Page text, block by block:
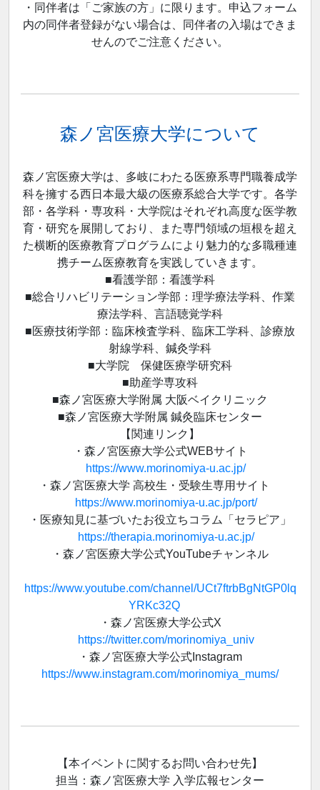
・同伴者は「ご家族の方」に限ります。申込フォーム
内の同伴者登録がない場合は、同伴者の入場はできま
せんのでご注意ください。
森ノ宮医療大学について
森ノ宮医療大学は、多岐にわたる医療系専門職養成学
科を擁する西日本最大級の医療系総合大学です。各学
部・各学科・専攻科・大学院はそれぞれ高度な医学教
育・研究を展開しており、また専門領域の垣根を超え
た横断的医療教育プログラムにより魅力的な多職種連
携チーム医療教育を実践していきます。
■看護学部：看護学科
■総合リハビリテーション学部：理学療法学科、作業
療法学科、言語聴覚学科
■医療技術学部：臨床検査学科、臨床工学科、診療放
射線学科、鍼灸学科
■大学院 保健医療学研究科
■助産学専攻科
■森ノ宮医療大学附属 大阪ベイクリニック
■森ノ宮医療大学附属 鍼灸臨床センター
【関連リンク】
・森ノ宮医療大学公式WEBサイト
https://www.morinomiya-u.ac.jp/
・森ノ宮医療大学 高校生・受験生専用サイト
https://www.morinomiya-u.ac.jp/port/
・医療知見に基づいたお役立ちコラム「セラピア」
https://therapia.morinomiya-u.ac.jp/
・森ノ宮医療大学公式YouTubeチャンネル
https://www.youtube.com/channel/UCt7ftrbBgNtGP0lq
YRKc32Q
・森ノ宮医療大学公式X
https://twitter.com/morinomiya_univ
・森ノ宮医療大学公式Instagram
https://www.instagram.com/morinomiya_mums/
【本イベントに関するお問い合わせ先】
担当：森ノ宮医療大学 入学広報センター